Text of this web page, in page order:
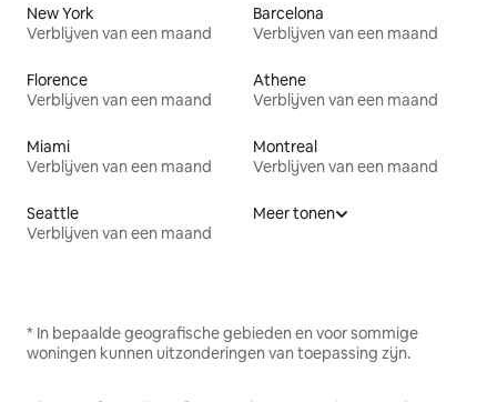
New York
Verblijven van een maand
Barcelona
Verblijven van een maand
Florence
Verblijven van een maand
Athene
Verblijven van een maand
Miami
Verblijven van een maand
Montreal
Verblijven van een maand
Seattle
Verblijven van een maand
Meer tonen
* In bepaalde geografische gebieden en voor sommige
woningen kunnen uitzonderingen van toepassing zijn.